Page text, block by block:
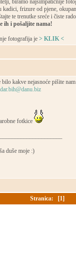
biramo najsimpatičnije
kadici, frizure od pjene,
te trenutke sreće i čiste
ih i pošaljite nama!
fotografija je > KLIK <
kakve nejasnoće pišite
fotkice
duše moje :)
Stranica: [1]